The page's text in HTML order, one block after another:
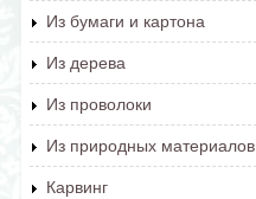
Из бумаги и картона
Из дерева
Из проволоки
Из природных материалов
Карвинг